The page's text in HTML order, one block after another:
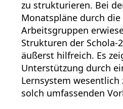
zu strukturieren. Bei
Monatspläne durch die
Arbeitsgruppen
Strukturen der Schola-
äußerst hilfreich. Es
Unterstützung durch
Lernsystem wesentlich
solch umfassenden